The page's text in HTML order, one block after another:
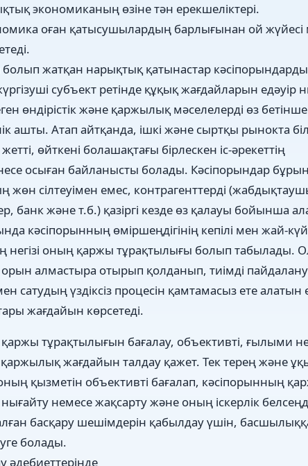
экономиканың өзіне тән ерекшеліктері.
оған қатысушылардың барлығынан ой жүйесі
болып жатқан нарықтық қатынастар
субъект ретінде құқық жағдайларын едәуір
өндірістік және қаржылық мәселелерді өз
ашты. Атап айтқанда, ішкі және сыртқы рынокта
өйткені болашақтағы бірлескен іс-әрекеттің
осыған байланысты болады. Кәсіпорындар
жөн сілтеуімен емес, контрагенттерді
банк және т.б.) қазіргі кезде өз қалауы бойынша
кәсіпорынның өміршеңдігінің кепілі мен жай-
оның қаржы тұрақтылығы болып табылады.
орын алмастыра отырып қолданып, тиімді
сатудың үздіксіз процесін қамтамасыз ете алатын
жағдайын көрсетеді.
тұрақтылығын бағалау, объективті, ғылыми
жағдайын талдау қажет. Тек терең және
оның қызметін объективті бағалап, кәсіпорынның
немесе жақсарту және оның іскерлік
басқару шешімдерін қабылдау үшін,
болады.
әдебиеттерінде